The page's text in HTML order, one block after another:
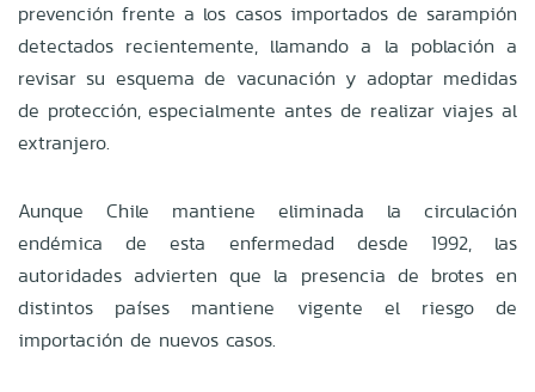
prevención frente a los casos importados de sarampión
detectados recientemente, llamando a la población a
revisar su esquema de vacunación y adoptar medidas
de protección, especialmente antes de realizar viajes al
extranjero.
Aunque Chile mantiene eliminada la circulación
endémica de esta enfermedad desde 1992, las
autoridades advierten que la presencia de brotes en
distintos países mantiene vigente el riesgo de
importación de nuevos casos.